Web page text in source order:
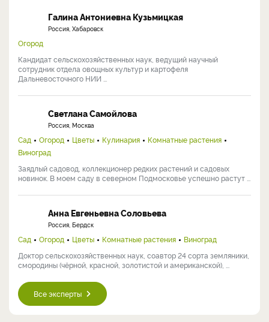
Галина Антониевна Кузьмицкая
Россия, Хабаровск
Огород
Кандидат сельскохозяйственных наук, ведущий научный
сотрудник отдела овощных культур и картофеля
Дальневосточного НИИ ...
Светлана Самойлова
Россия, Москва
Сад Огород Цветы Кулинария
Комнатные растения
Виноград
Заядлый садовод, коллекционер редких растений и садовых
новинок. В моем саду в северном Подмосковье успешно растут ...
Анна Евгеньевна Соловьева
Россия, Бердск
Сад Огород Цветы Комнатные растения
Виноград
Доктор сельскохозяйственных наук, соавтор 24 сорта земляники,
смородины (чёрной, красной, золотистой и американской), ...
Все эксперты